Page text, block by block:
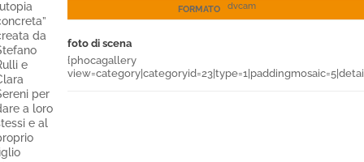
da
e
per
a loro
e al
FORMATO dvcam
fotodi scena
{phocagallery